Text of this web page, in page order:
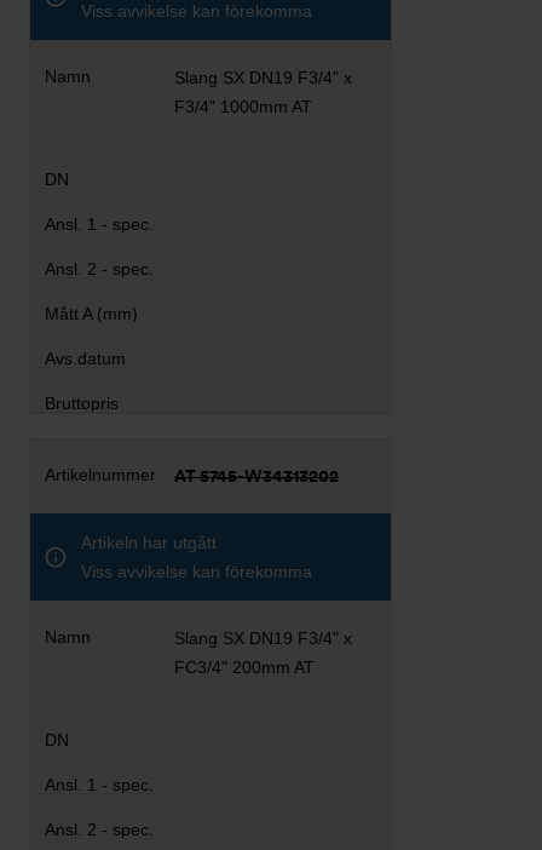
Viss avvikelse kan förekomma
Slang SX DN19 F3/4" x
F3/4" 1000mm AT
AT 5745-W34313202
Artikeln har utgått
Viss avvikelse kan förekomma
Slang SX DN19 F3/4" x
FC3/4" 200mm AT